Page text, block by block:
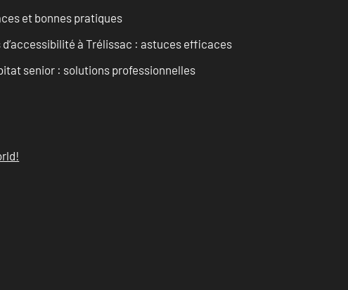
et bonnes pratiques
à Trélissac : astuces efficaces
senior : solutions professionnelles